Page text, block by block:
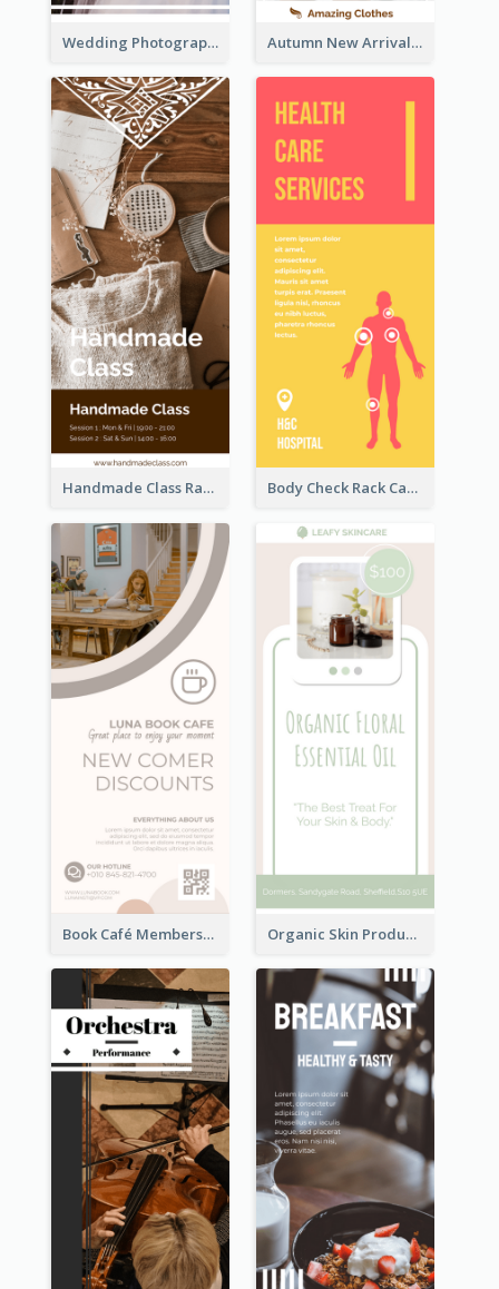
Wedding Photography Rack Card Autumn New Arrivals Rack Card
Handmade Class Rack Card Body Check Rack Card
Book Café Membership Promote Rack Card Organic Skin Product Sale Rack Card